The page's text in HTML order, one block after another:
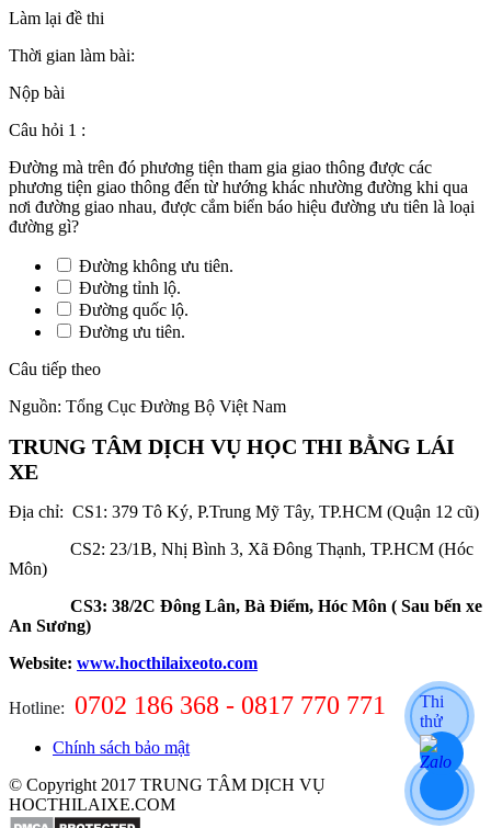
Làm lại đề thi
Thời gian làm bài:
Nộp bài
Câu hỏi 1 :
Đường mà trên đó phương tiện tham gia giao thông được các
phương tiện giao thông đến từ hướng khác nhường đường khi qua
nơi đường giao nhau, được cắm biển báo hiệu đường ưu tiên là loại
đường gì?
Đường không ưu tiên.
Đường tỉnh lộ.
Đường quốc lộ.
Đường ưu tiên.
Câu tiếp theo
Nguồn: Tổng Cục Đường Bộ Việt Nam
TRUNG TÂM DỊCH VỤ HỌC THI BẰNG LÁI
XE
Địa chỉ: CS1: 379 Tô Ký, P.Trung Mỹ Tây, TP.HCM (Quận 12 cũ)
CS2: 23/1B, Nhị Bình 3, Xã Đông Thạnh, TP.HCM (Hóc
Môn)
CS3: 38/2C Đông Lân, Bà Điểm, Hóc Môn ( Sau bến xe
An Sương)
Website: www.hocthilaixeoto.com
Hotline: 0702 186 368 - 0817 770 771
Chính sách bảo mật
© Copyright 2017 TRUNG TÂM DỊCH VỤ
HOCTHILAIXE.COM
Thi
thử